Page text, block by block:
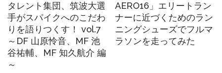
タレント集団、筑波大選
手がスパイクへのこだわ
りを語りつくす！ vol.7
～DF 山原怜音、MF 池
谷祐輔、MF 知久航介 編
～
AERO16」エリートラン
ナーに近づくためのラン
ニングシューズでフルマ
ラソンを走ってみた